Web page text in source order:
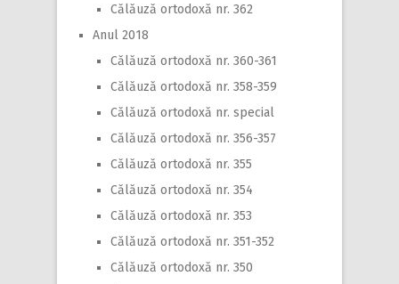
Călăuză ortodoxă nr. 362
Anul 2018
Călăuză ortodoxă nr. 360-361
Călăuză ortodoxă nr. 358-359
Călăuză ortodoxă nr. special
Călăuză ortodoxă nr. 356-357
Călăuză ortodoxă nr. 355
Călăuză ortodoxă nr. 354
Călăuză ortodoxă nr. 353
Călăuză ortodoxă nr. 351-352
Călăuză ortodoxă nr. 350